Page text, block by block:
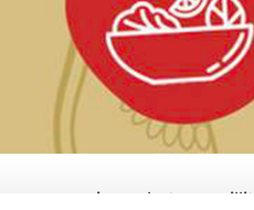
ma sogniamo la